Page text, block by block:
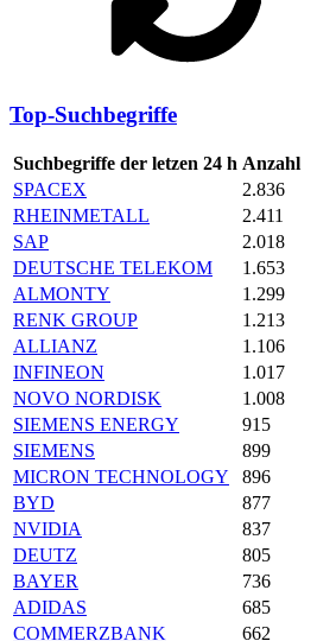
Top-Suchbegriffe
Suchbegriffe der letzen 24 h Anzahl
SPACEX
2.836
RHEINMETALL
2.411
SAP
2.018
DEUTSCHE TELEKOM
1.653
ALMONTY
1.299
RENK GROUP
1.213
ALLIANZ
1.106
INFINEON
1.017
NOVO NORDISK
1.008
SIEMENS ENERGY
915
SIEMENS
899
MICRON TECHNOLOGY
896
BYD
877
NVIDIA
837
DEUTZ
805
BAYER
736
ADIDAS
685
COMMERZBANK
662